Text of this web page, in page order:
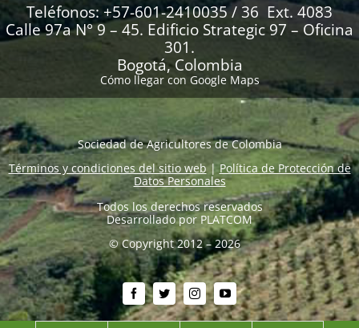
Teléfonos: +57-601-2410035 / 36 Ext. 4083
Calle 97a N° 9 – 45. Edificio Strategic 97 – Oficina
301.
Bogotá, Colombia
Cómo llegar con Google Maps
Sociedad de Agricultores de Colombia
Términos y condiciones del sitio web|Política de Protección de
Datos Personales
Todos los derechos reservados
Desarrollado por PLATCOM
© Copyright 2012 – 2026